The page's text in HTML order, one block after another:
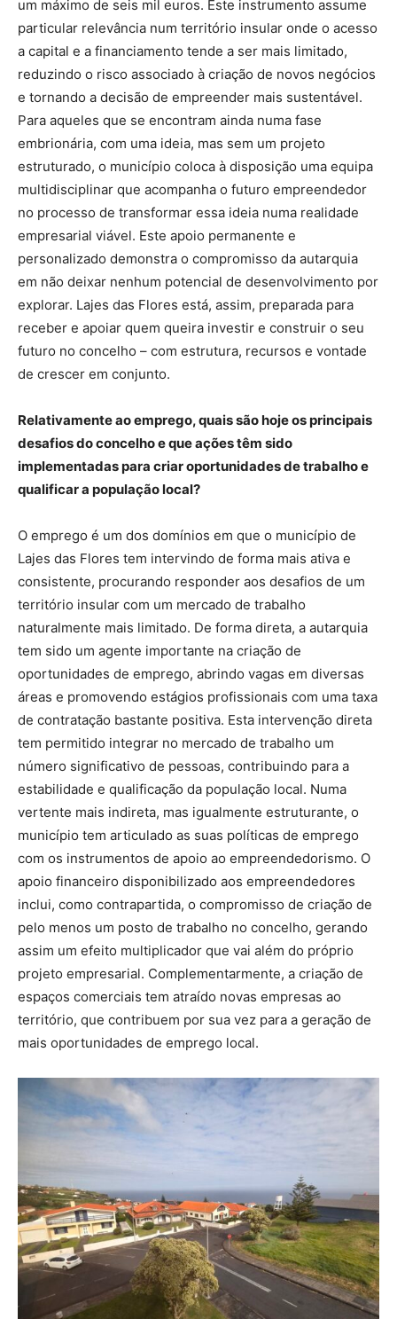
um máximo de seis mil euros. Este instrumento assume
particular relevância num território insular onde o acesso
a capital e a financiamento tende a ser mais limitado,
reduzindo o risco associado à criação de novos negócios
e tornando a decisão de empreender mais sustentável.
Para aqueles que se encontram ainda numa fase
embrionária, com uma ideia, mas sem um projeto
estruturado, o município coloca à disposição uma equipa
multidisciplinar que acompanha o futuro empreendedor
no processo de transformar essa ideia numa realidade
empresarial viável. Este apoio permanente e
personalizado demonstra o compromisso da autarquia
em não deixar nenhum potencial de desenvolvimento por
explorar. Lajes das Flores está, assim, preparada para
receber e apoiar quem queira investir e construir o seu
futuro no concelho – com estrutura, recursos e vontade
de crescer em conjunto.
Relativamente ao emprego, quais são hoje os principais
desafios do concelho e que ações têm sido
implementadas para criar oportunidades de trabalho e
qualificar a população local?
O emprego é um dos domínios em que o município de
Lajes das Flores tem intervindo de forma mais ativa e
consistente, procurando responder aos desafios de um
território insular com um mercado de trabalho
naturalmente mais limitado. De forma direta, a autarquia
tem sido um agente importante na criação de
oportunidades de emprego, abrindo vagas em diversas
áreas e promovendo estágios profissionais com uma taxa
de contratação bastante positiva. Esta intervenção direta
tem permitido integrar no mercado de trabalho um
número significativo de pessoas, contribuindo para a
estabilidade e qualificação da população local. Numa
vertente mais indireta, mas igualmente estruturante, o
município tem articulado as suas políticas de emprego
com os instrumentos de apoio ao empreendedorismo. O
apoio financeiro disponibilizado aos empreendedores
inclui, como contrapartida, o compromisso de criação de
pelo menos um posto de trabalho no concelho, gerando
assim um efeito multiplicador que vai além do próprio
projeto empresarial. Complementarmente, a criação de
espaços comerciais tem atraído novas empresas ao
território, que contribuem por sua vez para a geração de
mais oportunidades de emprego local.